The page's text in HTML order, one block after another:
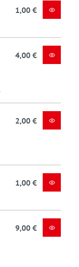
1,00 €
4,00 €
2,00 €
1,00 €
9,00 €